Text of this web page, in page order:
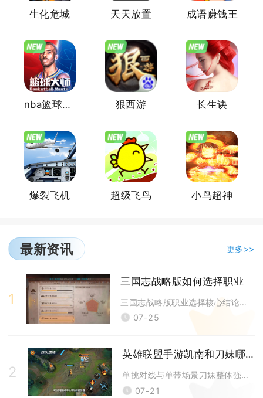
生化危城 天天放置 成语赚钱王
nba篮球大师 狠西游 长生诀
爆裂飞机 超级飞鸟 小鸟超神
最新资讯 更多>>
1
三国志战略版如何选择职业
三国志战略版职业选择核心结论：常年前线交战、主打多队伍对战的玩家选兵卒
07-25
2
英雄联盟手游凯南和刀妹哪个强
单挑对线与单带场景刀妹整体强度高于凯南，大规模团战、反手开团以及敌方多
07-21